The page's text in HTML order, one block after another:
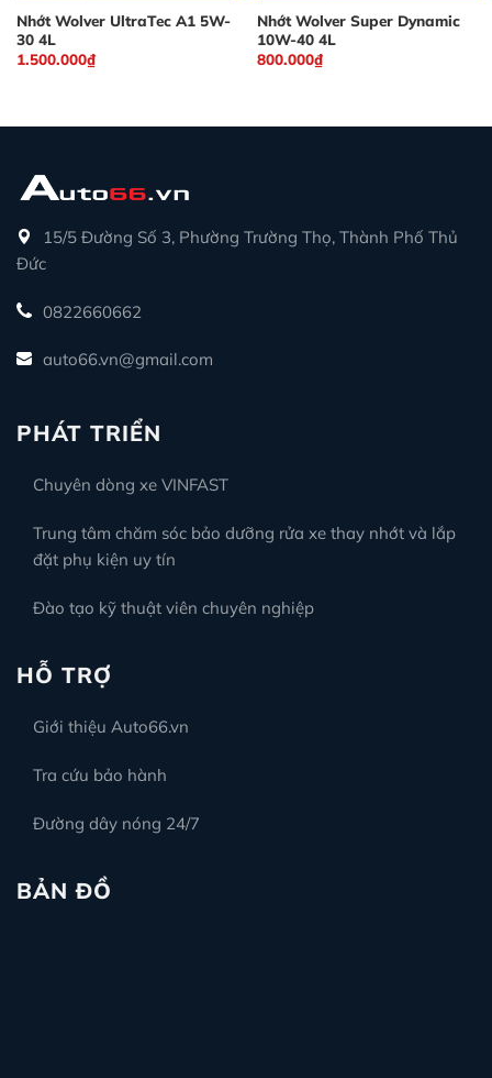
Nhớt Wolver UltraTec A1 5W-
30 4L
1.500.000₫
Nhớt Wolver Super Dynamic
10W-40 4L
800.000₫
15/5 Đường Số 3, Phường Trường Thọ, Thành Phố Thủ
Đức
0822660662
auto66.vn@gmail.com
PHÁT TRIỂN
Chuyên dòng xe VINFAST
Trung tâm chăm sóc bảo dưỡng rửa xe thay nhớt và lắp
đặt phụ kiện uy tín
Đào tạo kỹ thuật viên chuyên nghiệp
HỖ TRỢ
Giới thiệu Auto66.vn
Tra cứu bảo hành
Đường dây nóng 24/7
BẢN ĐỒ